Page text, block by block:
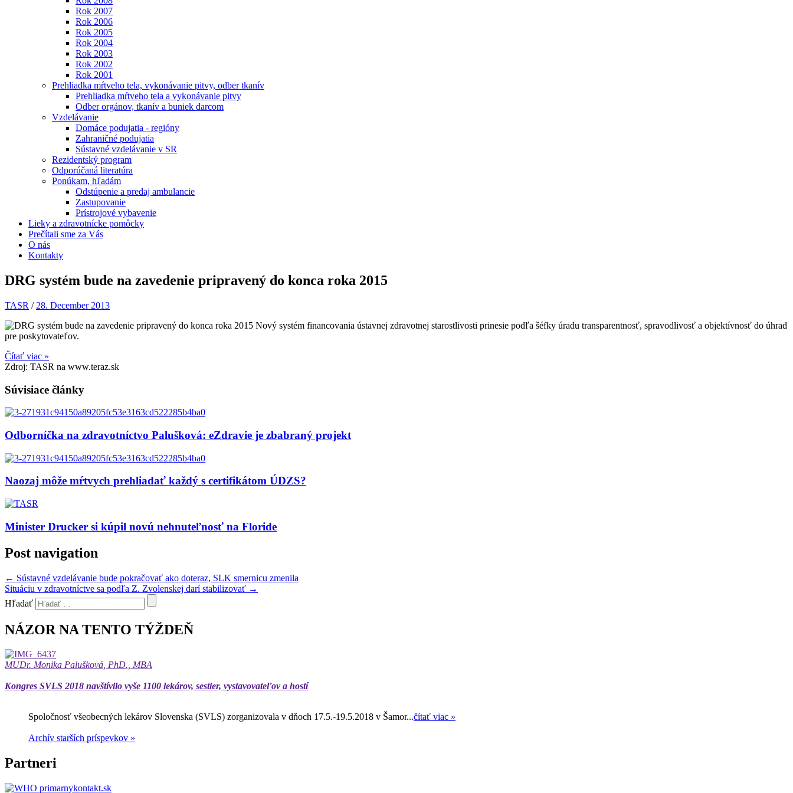
Rok 2007
Rok 2006
Rok 2005
Rok 2004
Rok 2003
Rok 2002
Rok 2001
Prehliadka mŕtveho tela, vykonávanie pitvy, odber tkanív
Prehliadka mŕtveho tela a vykonávanie pitvy
Odber orgánov, tkanív a buniek darcom
Vzdelávanie
Domáce podujatia - regióny
Zahraničné podujatia
Sústavné vzdelávanie v SR
Rezidentský program
Odporúčaná literatúra
Ponúkam, hľadám
Odstúpenie a predaj ambulancie
Zastupovanie
Prístrojové vybavenie
Lieky a zdravotnícke pomôcky
Prečítali sme za Vás
O nás
Kontakty
DRG systém bude na zavedenie pripravený do konca roka 2015
TASR / 28. December 2013
Nový systém financovania ústavnej zdravotnej starostlivosti prinesie podľa šéfky úradu transparentnosť, spravodlivosť a objektívnosť do úhrad
pre poskytovateľov.
Čítať viac »
Zdroj: TASR na www.teraz.sk
Súvisiace články
Odborníčka na zdravotníctvo Palušková: eZdravie je zbabraný projekt
Naozaj môže mŕtvych prehliadať každý s certifikátom ÚDZS?
Minister Drucker si kúpil novú nehnuteľnosť na Floride
Post navigation
← Sústavné vzdelávanie bude pokračovať ako doteraz, SLK smernicu zmenila
Situáciu v zdravotníctve sa podľa Z. Zvolenskej darí stabilizovať →
Hľadať
NÁZOR NA TENTO TÝŽDEŇ
MUDr. Monika Palušková, PhD., MBA
Kongres SVLS 2018 navštívilo vyše 1100 lekárov, sestier, vystavovateľov a hostí
Spoločnosť všeobecných lekárov Slovenska (SVLS) zorganizovala v dňoch 17.5.-19.5.2018 v Šamor...čítať viac »
Archív starších príspevkov »
Partneri